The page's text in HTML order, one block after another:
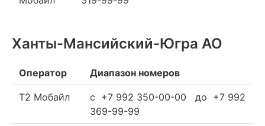
Ханты-Мансийский-Югра АО
Оператор Диапазон номеров
Т2 Мобайл
c +7 992 350-00-00 до +7 992
369-99-99